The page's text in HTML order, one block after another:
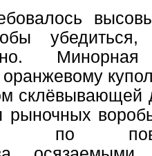
склёвывающей
рыночных
по